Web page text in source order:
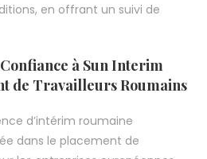
en offrant un suivi de
à Sun Interim
de Travailleurs Roumains
d’intérim roumaine
dans le placement de